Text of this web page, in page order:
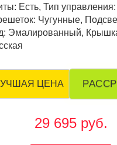
Есть, Тип
Чугунные,
Эмалированный,
ЦЕНА
29 695 руб.